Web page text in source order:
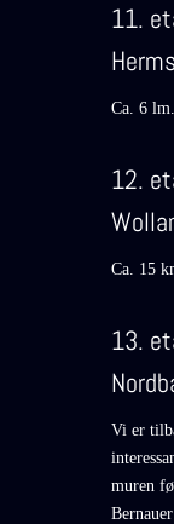
11.
Ca. 6 lm.
12.
Ca. 15
13.
Vi er
muren